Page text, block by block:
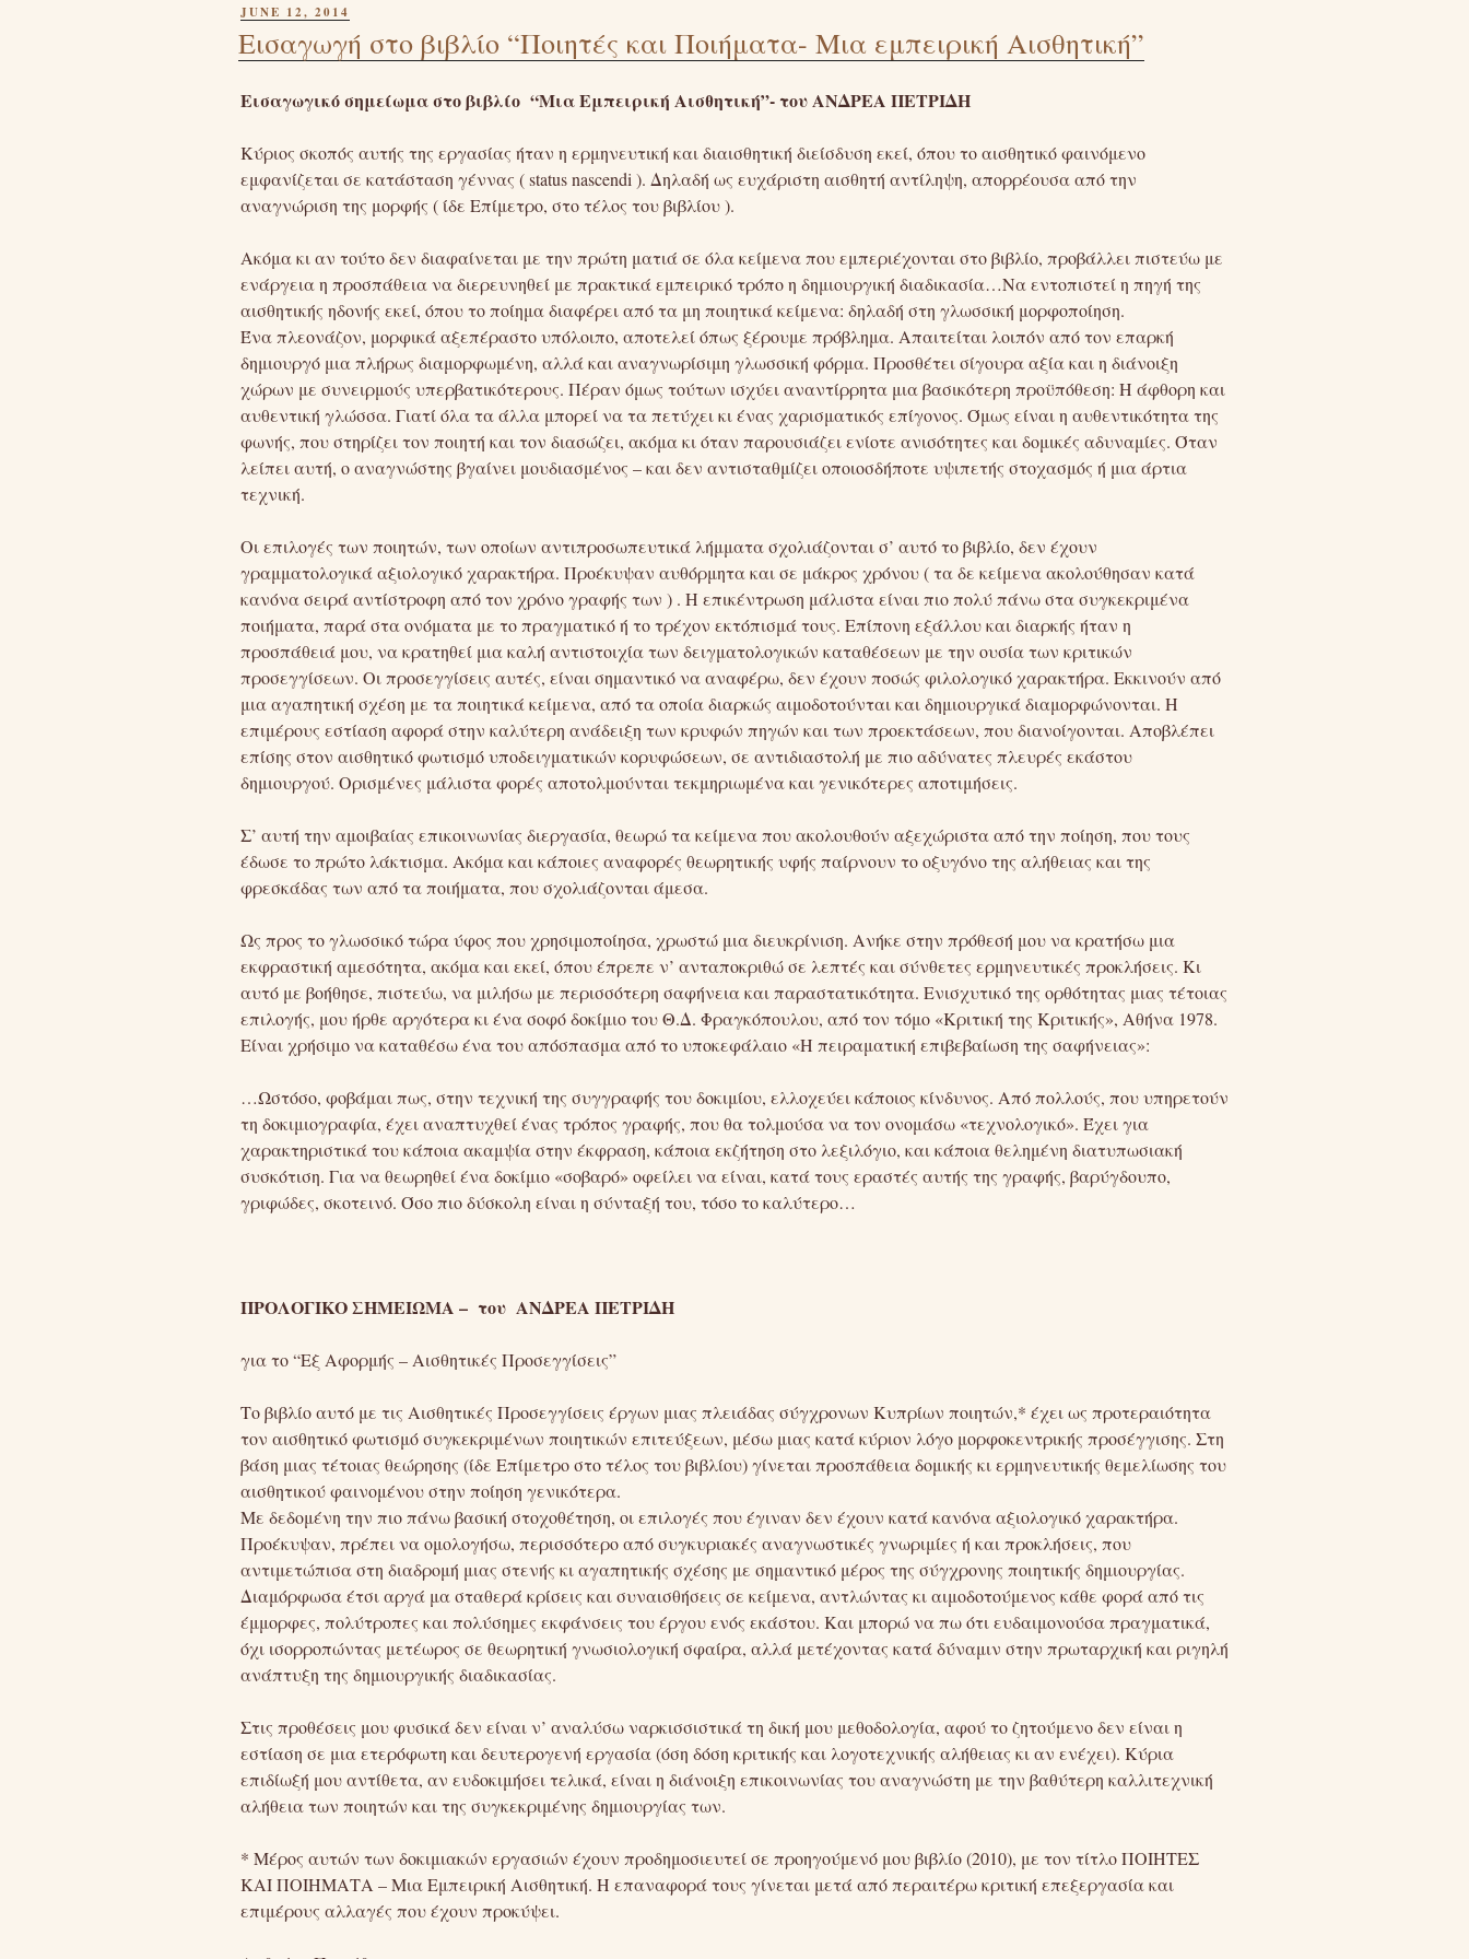
POSTED
JUNE 12, 2014
Εισαγωγή στο βιβλίο “Ποιητές και Ποιήματα- Μια εμπειρική Αισθητική”
Εισαγωγικό σημείωμα στο βιβλίο “Μια Εμπειρική Αισθητική”- του ΑΝΔΡΕΑ ΠΕΤΡΙΔΗ
Κύριος σκοπός αυτής της εργασίας ήταν η ερμηνευτική και διαισθητική διείσδυση εκεί, όπου το αισθητικό φαινόμενο
εμφανίζεται σε κατάσταση γέννας ( status nascendi ). Δηλαδή ως ευχάριστη αισθητή αντίληψη, απορρέουσα από την
αναγνώριση της μορφής ( ίδε Επίμετρο, στο τέλος του βιβλίου ).
Ακόμα κι αν τούτο δεν διαφαίνεται με την πρώτη ματιά σε όλα κείμενα που εμπεριέχονται στο βιβλίο, προβάλλει πιστεύω με
ενάργεια η προσπάθεια να διερευνηθεί με πρακτικά εμπειρικό τρόπο η δημιουργική διαδικασία…Να εντοπιστεί η πηγή της
αισθητικής ηδονής εκεί, όπου το ποίημα διαφέρει από τα μη ποιητικά κείμενα: δηλαδή στη γλωσσική μορφοποίηση.
Ένα πλεονάζον, μορφικά αξεπέραστο υπόλοιπο, αποτελεί όπως ξέρουμε πρόβλημα. Απαιτείται λοιπόν από τον επαρκή
δημιουργό μια πλήρως διαμορφωμένη, αλλά και αναγνωρίσιμη γλωσσική φόρμα. Προσθέτει σίγουρα αξία και η διάνοιξη
χώρων με συνειρμούς υπερβατικότερους. Πέραν όμως τούτων ισχύει αναντίρρητα μια βασικότερη προϋπόθεση: Η άφθορη και
αυθεντική γλώσσα. Γιατί όλα τα άλλα μπορεί να τα πετύχει κι ένας χαρισματικός επίγονος. Όμως είναι η αυθεντικότητα της
φωνής, που στηρίζει τον ποιητή και τον διασώζει, ακόμα κι όταν παρουσιάζει ενίοτε ανισότητες και δομικές αδυναμίες. Όταν
λείπει αυτή, ο αναγνώστης βγαίνει μουδιασμένος – και δεν αντισταθμίζει οποιοσδήποτε υψιπετής στοχασμός ή μια άρτια
τεχνική.
Οι επιλογές των ποιητών, των οποίων αντιπροσωπευτικά λήμματα σχολιάζονται σ’ αυτό το βιβλίο, δεν έχουν
γραμματολογικά αξιολογικό χαρακτήρα. Προέκυψαν αυθόρμητα και σε μάκρος χρόνου ( τα δε κείμενα ακολούθησαν κατά
κανόνα σειρά αντίστροφη από τον χρόνο γραφής των ) . Η επικέντρωση μάλιστα είναι πιο πολύ πάνω στα συγκεκριμένα
ποιήματα, παρά στα ονόματα με το πραγματικό ή το τρέχον εκτόπισμά τους. Επίπονη εξάλλου και διαρκής ήταν η
προσπάθειά μου, να κρατηθεί μια καλή αντιστοιχία των δειγματολογικών καταθέσεων με την ουσία των κριτικών
προσεγγίσεων. Οι προσεγγίσεις αυτές, είναι σημαντικό να αναφέρω, δεν έχουν ποσώς φιλολογικό χαρακτήρα. Εκκινούν από
μια αγαπητική σχέση με τα ποιητικά κείμενα, από τα οποία διαρκώς αιμοδοτούνται και δημιουργικά διαμορφώνονται. Η
επιμέρους εστίαση αφορά στην καλύτερη ανάδειξη των κρυφών πηγών και των προεκτάσεων, που διανοίγονται. Αποβλέπει
επίσης στον αισθητικό φωτισμό υποδειγματικών κορυφώσεων, σε αντιδιαστολή με πιο αδύνατες πλευρές εκάστου
δημιουργού. Ορισμένες μάλιστα φορές αποτολμούνται τεκμηριωμένα και γενικότερες αποτιμήσεις.
Σ’ αυτή την αμοιβαίας επικοινωνίας διεργασία, θεωρώ τα κείμενα που ακολουθούν αξεχώριστα από την ποίηση, που τους
έδωσε το πρώτο λάκτισμα. Ακόμα και κάποιες αναφορές θεωρητικής υφής παίρνουν το οξυγόνο της αλήθειας και της
φρεσκάδας των από τα ποιήματα, που σχολιάζονται άμεσα.
Ως προς το γλωσσικό τώρα ύφος που χρησιμοποίησα, χρωστώ μια διευκρίνιση. Ανήκε στην πρόθεσή μου να κρατήσω μια
εκφραστική αμεσότητα, ακόμα και εκεί, όπου έπρεπε ν’ ανταποκριθώ σε λεπτές και σύνθετες ερμηνευτικές προκλήσεις. Κι
αυτό με βοήθησε, πιστεύω, να μιλήσω με περισσότερη σαφήνεια και παραστατικότητα. Ενισχυτικό της ορθότητας μιας τέτοιας
επιλογής, μου ήρθε αργότερα κι ένα σοφό δοκίμιο του Θ.Δ. Φραγκόπουλου, από τον τόμο «Κριτική της Κριτικής», Αθήνα 1978.
Είναι χρήσιμο να καταθέσω ένα του απόσπασμα από το υποκεφάλαιο «Η πειραματική επιβεβαίωση της σαφήνειας»:
…Ωστόσο, φοβάμαι πως, στην τεχνική της συγγραφής του δοκιμίου, ελλοχεύει κάποιος κίνδυνος. Από πολλούς, που υπηρετούν
τη δοκιμιογραφία, έχει αναπτυχθεί ένας τρόπος γραφής, που θα τολμούσα να τον ονομάσω «τεχνολογικό». Έχει για
χαρακτηριστικά του κάποια ακαμψία στην έκφραση, κάποια εκζήτηση στο λεξιλόγιο, και κάποια θελημένη διατυπωσιακή
συσκότιση. Για να θεωρηθεί ένα δοκίμιο «σοβαρό» οφείλει να είναι, κατά τους εραστές αυτής της γραφής, βαρύγδουπο,
γριφώδες, σκοτεινό. Όσο πιο δύσκολη είναι η σύνταξή του, τόσο το καλύτερο…
ΠΡΟΛΟΓΙΚΟ ΣΗΜΕΙΩΜΑ – του ΑΝΔΡΕΑ ΠΕΤΡΙΔΗ
για το “Εξ Αφορμής – Αισθητικές Προσεγγίσεις”
Το βιβλίο αυτό με τις Αισθητικές Προσεγγίσεις έργων μιας πλειάδας σύγχρονων Κυπρίων ποιητών,* έχει ως προτεραιότητα
τον αισθητικό φωτισμό συγκεκριμένων ποιητικών επιτεύξεων, μέσω μιας κατά κύριον λόγο μορφοκεντρικής προσέγγισης. Στη
βάση μιας τέτοιας θεώρησης (ίδε Επίμετρο στο τέλος του βιβλίου) γίνεται προσπάθεια δομικής κι ερμηνευτικής θεμελίωσης του
αισθητικού φαινομένου στην ποίηση γενικότερα.
Με δεδομένη την πιο πάνω βασική στοχοθέτηση, οι επιλογές που έγιναν δεν έχουν κατά κανόνα αξιολογικό χαρακτήρα.
Προέκυψαν, πρέπει να ομολογήσω, περισσότερο από συγκυριακές αναγνωστικές γνωριμίες ή και προκλήσεις, που
αντιμετώπισα στη διαδρομή μιας στενής κι αγαπητικής σχέσης με σημαντικό μέρος της σύγχρονης ποιητικής δημιουργίας.
Διαμόρφωσα έτσι αργά μα σταθερά κρίσεις και συναισθήσεις σε κείμενα, αντλώντας κι αιμοδοτούμενος κάθε φορά από τις
έμμορφες, πολύτροπες και πολύσημες εκφάνσεις του έργου ενός εκάστου. Και μπορώ να πω ότι ευδαιμονούσα πραγματικά,
όχι ισορροπώντας μετέωρος σε θεωρητική γνωσιολογική σφαίρα, αλλά μετέχοντας κατά δύναμιν στην πρωταρχική και ριγηλή
ανάπτυξη της δημιουργικής διαδικασίας.
Στις προθέσεις μου φυσικά δεν είναι ν’ αναλύσω ναρκισσιστικά τη δική μου μεθοδολογία, αφού το ζητούμενο δεν είναι η
εστίαση σε μια ετερόφωτη και δευτερογενή εργασία (όση δόση κριτικής και λογοτεχνικής αλήθειας κι αν ενέχει). Κύρια
επιδίωξή μου αντίθετα, αν ευδοκιμήσει τελικά, είναι η διάνοιξη επικοινωνίας του αναγνώστη με την βαθύτερη καλλιτεχνική
αλήθεια των ποιητών και της συγκεκριμένης δημιουργίας των.
* Μέρος αυτών των δοκιμιακών εργασιών έχουν προδημοσιευτεί σε προηγούμενό μου βιβλίο (2010), με τον τίτλο ΠΟΙΗΤΕΣ
ΚΑΙ ΠΟΙΗΜΑΤΑ – Μια Εμπειρική Αισθητική. Η επαναφορά τους γίνεται μετά από περαιτέρω κριτική επεξεργασία και
επιμέρους αλλαγές που έχουν προκύψει.